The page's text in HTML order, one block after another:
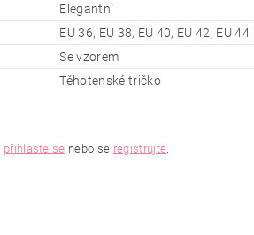
Elegantní
EU 36, EU 38, EU 40, EU 42, EU 44
Se vzorem
Těhotenské tričko
přihlaste se nebo se registrujte